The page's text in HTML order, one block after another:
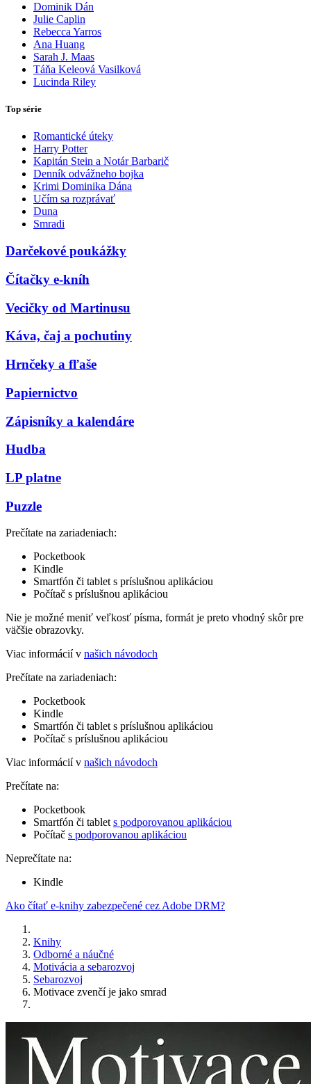
Dominik Dán
Julie Caplin
Rebecca Yarros
Ana Huang
Sarah J. Maas
Táňa Keleová Vasilková
Lucinda Riley
Top série
Romantické úteky
Harry Potter
Kapitán Stein a Notár Barbarič
Denník odvážneho bojka
Krimi Dominika Dána
Učím sa rozprávať
Duna
Smradi
Darčekové poukážky
Čítačky e-kníh
Vecičky od Martinusu
Káva, čaj a pochutiny
Hrnčeky a fľaše
Papiernictvo
Zápisníky a kalendáre
Hudba
LP platne
Puzzle
Prečítate na zariadeniach:
Pocketbook
Kindle
Smartfón či tablet s príslušnou aplikáciou
Počítač s príslušnou aplikáciou
Nie je možné meniť veľkosť písma, formát je preto vhodný skôr pre
väčšie obrazovky.
Viac informácií v našich návodoch
Prečítate na zariadeniach:
Pocketbook
Kindle
Smartfón či tablet s príslušnou aplikáciou
Počítač s príslušnou aplikáciou
Viac informácií v našich návodoch
Prečítate na:
Pocketbook
Smartfón či tablet s podporovanou aplikáciou
Počítač s podporovanou aplikáciou
Neprečítate na:
Kindle
Ako čítať e-knihy zabezpečené cez Adobe DRM?
Knihy
Odborné a náučné
Motivácia a sebarozvoj
Sebarozvoj
Motivace zvenčí je jako smrad